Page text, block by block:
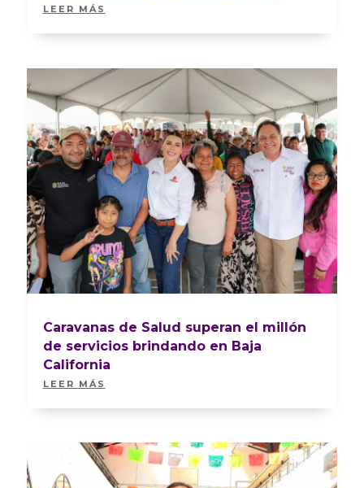
LEER MÁS
Caravanas de Salud superan el millón
de servicios brindando en Baja
California
LEER MÁS